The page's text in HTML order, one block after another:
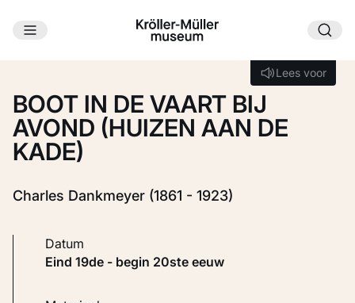
Ga naar hoofdinhoud
Lees voor
Lees voor
BOOT IN DE VAART BIJ
AVOND (HUIZEN AAN DE
KADE)
Charles Dankmeyer (1861 - 1923)
Datum
eind 19de - begin 20ste eeuw